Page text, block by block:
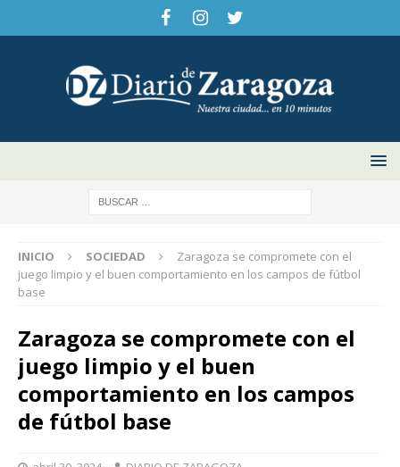
INICIO SOCIEDAD
Zaragoza se compromete con el
juego limpio y el buen comportamiento en los campos de fútbol
base
Zaragoza se compromete con el
juego limpio y el buen
comportamiento en los campos
de fútbol base